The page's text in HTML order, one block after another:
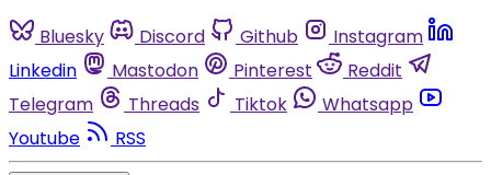
Bluesky Discord Github
Instagram
Linkedin
Mastodon Pinterest
Reddit
Telegram
Threads Tiktok
Whatsapp
Youtube
RSS